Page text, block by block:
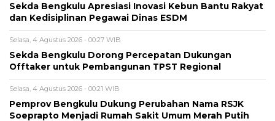
Sekda Bengkulu Apresiasi Inovasi Kebun Bantu Rakyat
dan Kedisiplinan Pegawai Dinas ESDM
Selasa, 4 Agustus 2026 - 00:27 WIB
Sekda Bengkulu Dorong Percepatan Dukungan
Offtaker untuk Pembangunan TPST Regional
Selasa, 4 Agustus 2026 - 00:21 WIB
Pemprov Bengkulu Dukung Perubahan Nama RSJK
Soeprapto Menjadi Rumah Sakit Umum Merah Putih